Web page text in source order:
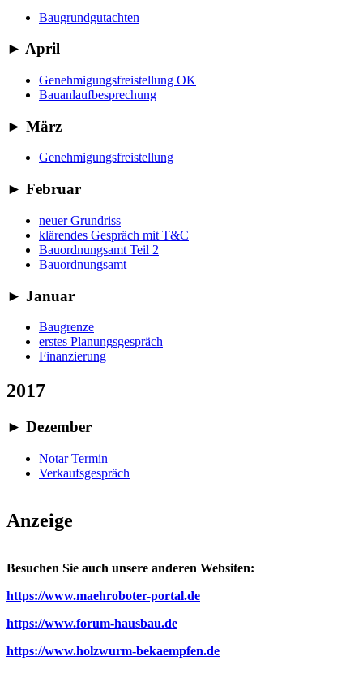
Baugrundgutachten
► April
Genehmigungsfreistellung OK
Bauanlaufbesprechung
► März
Genehmigungsfreistellung
► Februar
neuer Grundriss
klärendes Gespräch mit T&C
Bauordnungsamt Teil 2
Bauordnungsamt
► Januar
Baugrenze
erstes Planungsgespräch
Finanzierung
2017
► Dezember
Notar Termin
Verkaufsgespräch
Anzeige
Besuchen Sie auch unsere anderen Websiten:
https://www.maehroboter-portal.de
https://www.forum-hausbau.de
https://www.holzwurm-bekaempfen.de